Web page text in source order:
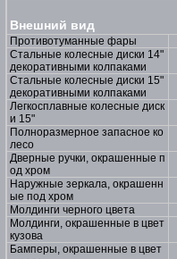
Внешний вид
Противотуманные фары
Стальные колесные диски 14"
декоративными колпаками
Стальные колесные диски 15"
декоративными колпаками
Легкосплавные колесные диск
и 15"
Полноразмерное запасное ко
лесо
Дверные ручки, окрашенные п
од хром
Наружные зеркала, окрашенн
ые под хром
Молдинги черного цвета
Молдинги, окрашенные в цвет
кузова
Бамперы, окрашенные в цвет